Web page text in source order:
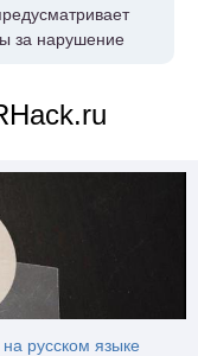
за нарушение
русском языке